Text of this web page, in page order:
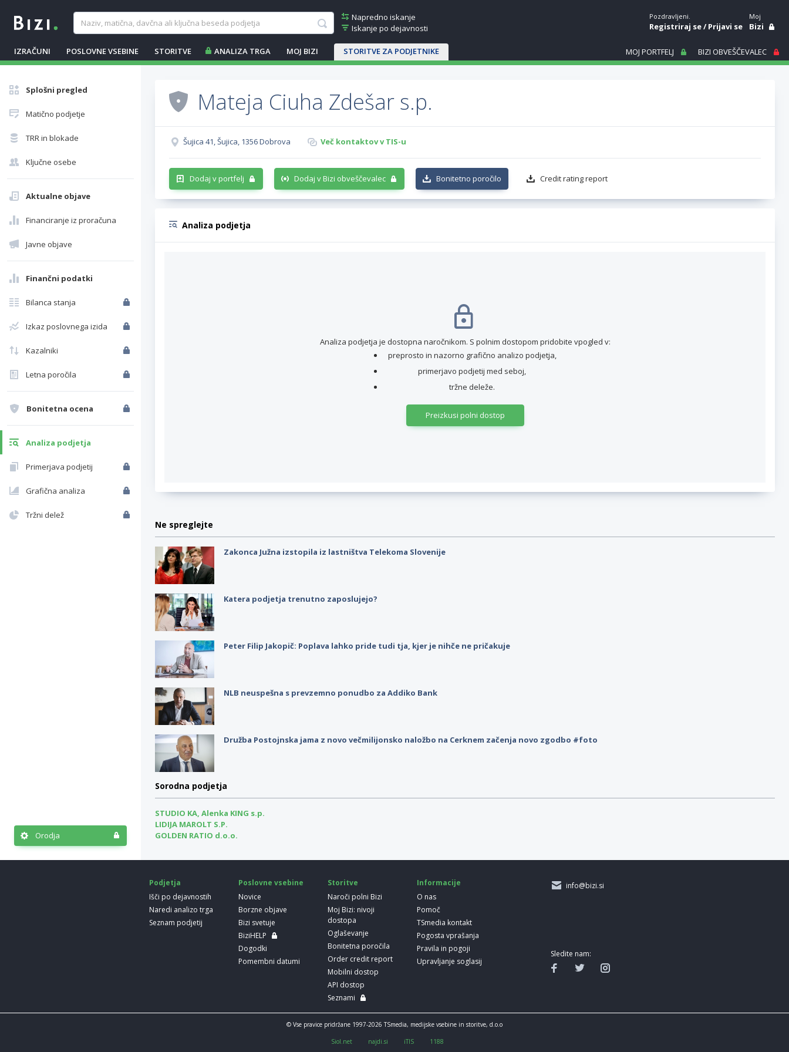
Napredno iskanje
Iskanje po dejavnosti
IZRAČUNI POSLOVNE VSEBINE STORITVE ANALIZA TRGA MOJ BIZI STORITVE ZA PODJETNIKE
Pozdravljeni.
Registriraj se/Prijavi se
Moj
Bizi
MOJ PORTFELJ BIZI OBVEŠČEVALEC
Splošni pregled
Matično podjetje
TRR in blokade
Ključne osebe
Aktualne objave
Financiranje iz proračuna
Javne objave
Finančni podatki
Bilanca stanja
Izkaz poslovnega izida
Kazalniki
Letna poročila
Bonitetna ocena
Analiza podjetja
Primerjava podjetij
Grafična analiza
Tržni delež
Orodja
Mateja Ciuha Zdešar s.p.
Šujica 41, Šujica, 1356 Dobrova Več kontaktov v TIS-u
Dodaj v portfelj Dodaj v Bizi obveščevalec Bonitetno poročilo Credit rating report
Analiza podjetja
Analiza podjetja je dostopna naročnikom. S polnim dostopom pridobite vpogled v:
preprosto in nazorno grafično analizo podjetja,
primerjavo podjetij med seboj,
tržne deleže.
Preizkusi polni dostop
Ne spreglejte
Zakonca Južna izstopila iz lastništva Telekoma Slovenije
Katera podjetja trenutno zaposlujejo?
Peter Filip Jakopič: Poplava lahko pride tudi tja, kjer je nihče ne pričakuje
NLB neuspešna s prevzemno ponudbo za Addiko Bank
Družba Postojnska jama z novo večmilijonsko naložbo na Cerknem začenja novo zgodbo #foto
Sorodna podjetja
STUDIO KA, Alenka KING s.p.
LIDIJA MAROLT S.P.
GOLDEN RATIO d.o.o.
Podjetja
Išči po dejavnostih
Naredi analizo trga
Seznam podjetij
Poslovne vsebine
Novice
Borzne objave
Bizi svetuje
BiziHELP
Dogodki
Pomembni datumi
Storitve
Naroči polni Bizi
Moj Bizi: nivoji
dostopa
Oglaševanje
Bonitetna poročila
Order credit report
Mobilni dostop
API dostop
Seznami
Informacije
O nas
Pomoč
TSmedia kontakt
Pogosta vprašanja
Pravila in pogoji
Upravljanje soglasij
info@bizi.si
Sledite nam:
© Vse pravice pridržane 1997-2026 TSmedia, medijske vsebine in storitve, d.o.o
Siol.net najdi.si iTIS 1188